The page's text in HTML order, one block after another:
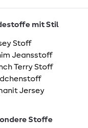
mit Stil
Stoff
Jeansstoff
Terry Stoff
Jersey
Stoffe